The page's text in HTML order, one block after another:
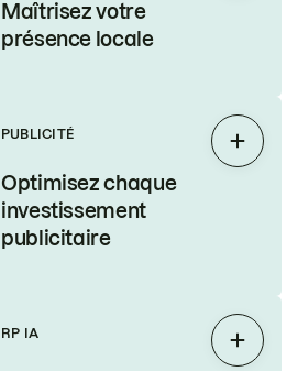
Maîtrisez votre
présence locale
PUBLICITÉ
Optimisez chaque
investissement
publicitaire
RP IA